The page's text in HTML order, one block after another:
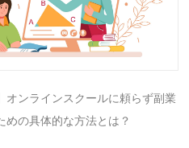
オンラインスクールに頼らず副業
めの具体的な方法とは？